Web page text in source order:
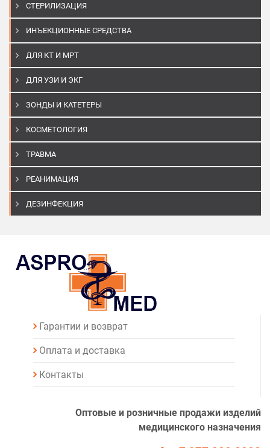
СТЕРИЛИЗАЦИЯ
ИНЪЕКЦИОННЫЕ СРЕДСТВА
ДЛЯ КТ И МРТ
ДЛЯ УЗИ И ЭКГ
ЗОНДЫ И КАТЕТЕРЫ
КОСМЕТОЛОГИЯ
ТРАВМА
РЕАНИМАЦИЯ
ДЕЗИНФЕКЦИЯ
Гарантии и возврат
Оплата и доставка
Контакты
Оптовые и розничные продажи изделий
медицинского назначения